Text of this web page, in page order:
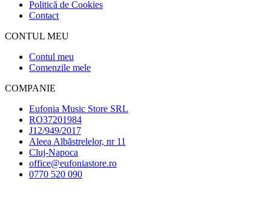
Politică de Cookies
Contact
CONTUL MEU
Contul meu
Comenzile mele
COMPANIE
Eufonia Music Store SRL
RO37201984
J12/949/2017
Aleea Albăstrelelor, nr 11
Cluj-Napoca
office@eufoniastore.ro
0770 520 090